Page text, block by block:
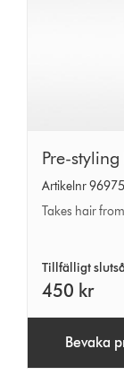
Pre-
styling
Dryer
Pre-
Artikelnr
Takes hair
Tillfälligt
450 kr
Bevaka